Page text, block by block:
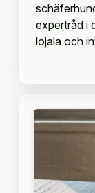
expertråd i
lojala och